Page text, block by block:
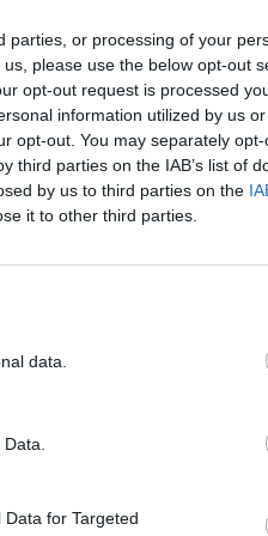
parties, or processing of your
please use the below opt-out
opt-out request is processed
information utilized by us
opt-out. You may separately
third parties on the IAB’s list of
by us to third parties on the
it to other third parties.
data.
for Targeted
ako taká, problém je, že je to
reklamu. Kto teraz nesie
to môže naštrbiť dôveryhodnosť, ale
reklamu? Ten kto za ňu platí?
právnického hľadiska by to bolo
na webstránkach. Napríklad ja
Max a vyskakujú mi reklamy
ani som ešte nevidel. Takže